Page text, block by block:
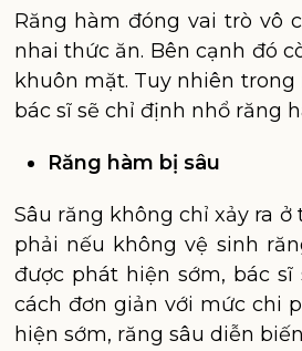
Răng hàm đóng vai trò vô
nhai thức ăn. Bên cạnh đó
khuôn mặt. Tuy nhiên
bác sĩ sẽ chỉ định nhổ răng
Răng hàm bị sâu
Sâu răng không chỉ xảy ra
phải nếu không vệ sinh
được phát hiện sớm, bác
cách đơn giản với mức chi
hiện sớm, răng sâu diễn